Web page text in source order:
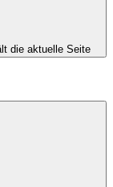
die aktuelle Seite